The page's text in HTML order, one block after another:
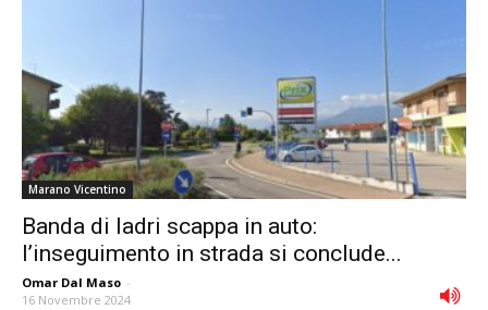
Marano Vicentino
Banda di ladri scappa in auto:
l’inseguimento in strada si conclude...
Omar Dal Maso -
16 Novembre 2024